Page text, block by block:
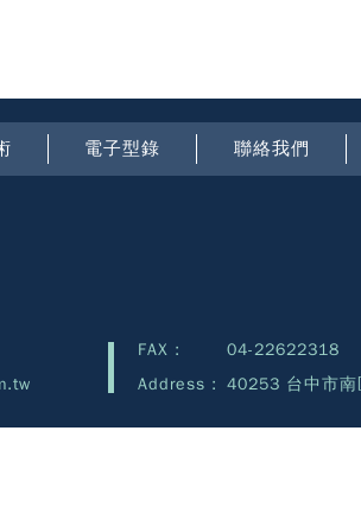
電子型錄 聯絡我們
FAX :
04-22622318
Address : 40253 台中市